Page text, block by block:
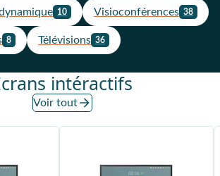
10 Visioconférences 38
8 Télévisions 36
intéractifs
Voir tout